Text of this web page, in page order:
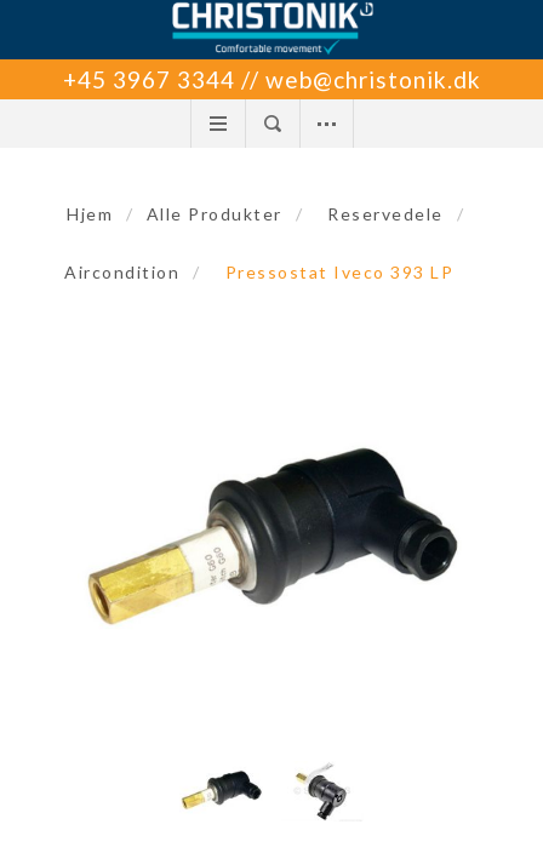
+45 3967 3344 // web@christonik.dk
Hjem / Alle Produkter / Reservedele /
Aircondition / Pressostat Iveco 393 LP